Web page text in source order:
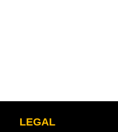
LEGAL